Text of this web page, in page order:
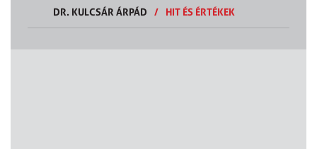
DR. KULCSÁR ÁRPÁD
/ HIT ÉS ÉRTÉKEK